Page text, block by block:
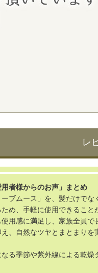
レ
者様からのお声」まとめ
ブムース」を、髪だけでな
め、手軽に使用できること
用感に満足し、家族全員で
、自然なツヤとまとまり
る季節や紫外線による乾